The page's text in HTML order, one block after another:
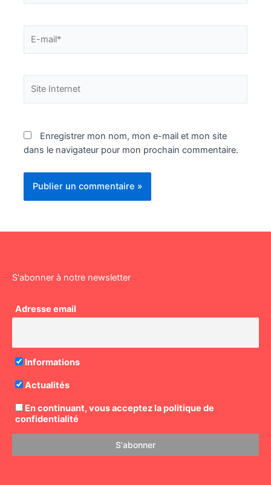
mail*
Internet
Enregistrer mon nom, mon e-mail et mon site
dans le navigateur pour mon prochain commentaire.
S'abonner à notre newsletter
Adresse email
Informations
Actualités
En continuant, vous acceptez la politique de
confidentialité